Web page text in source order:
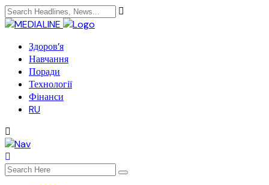
Здоров’я
Навчання
Поради
Технології
Фінанси
RU